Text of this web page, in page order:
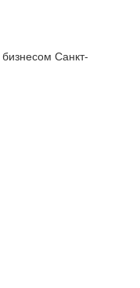
Санкт-